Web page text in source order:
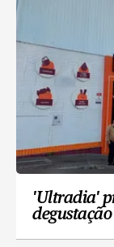
'Ultradia'